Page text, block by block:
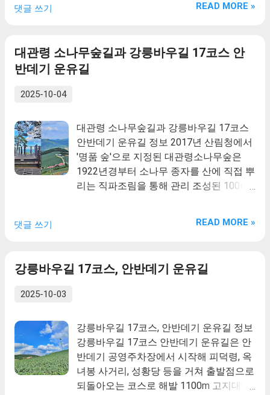
으로 피고 정상(망봉)에는 봉화대가 있었
이 손에 다을 듯 보이고 남쪽으로는 다도해
가 한눈에 들어와 떠 있는 느낌을 받은 코
댓글 쓰기 READ MORE »
대관령 소나무숲길과 강릉바우길 17코스 안
반데기 운유길
2025-10-04
대관령 소나무숲길과 강릉바우길 17코스
안반데기 운유길 정보 2017년 산림청에서
'명품 숲'으로 지정된 대관령소나무숲은
1922년경부터 소나무 종자를 산에 직접 뿌
리는 직파조림을 통해 관리 조성된 100여
는데 그 면적은 400여ha로 축구장 571개
은 봄철 색다른 풍경을 연출하며 지역주민
피덕령, 옥녀봉 사거리, 성황당 등을 거쳐
출발점으로 되돌아오는 코스로 해발
1100m 고지대에 있는 트레킹길로 길이 험
하지는 않으나 경사도는 꽤 있는 편입니다.
강릉바우길 17코스에서는 일출을 감상할
댓글 쓰기 READ MORE »
강릉바우길 17코스, 안반데기 운유길
2025-10-03
강릉바우길 17코스, 안반데기 운유길 정보
강릉바우길 17코스 안반데기 운유길은 안
반데기 공영주차장에서 시작해 피덕령, 옥
녀봉 사거리, 성황당 등을 거쳐 출발점으로
되돌아오는 코스로 해발 1100m 고지대에